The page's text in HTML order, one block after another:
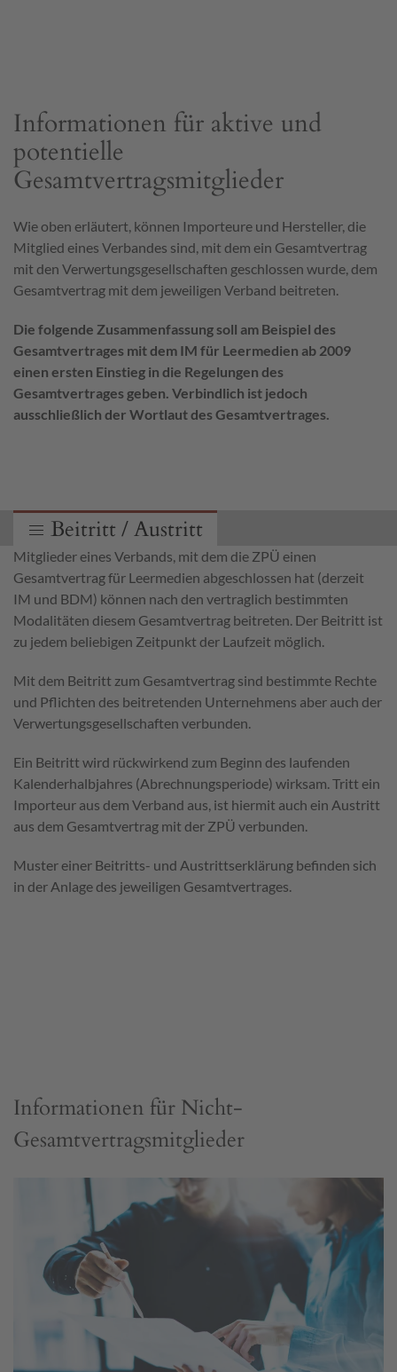
Informationen für aktive und
potentielle
Gesamtvertragsmitglieder
Wie oben erläutert, können Importeure und Hersteller, die
Mitglied eines Verbandes sind, mit dem ein Gesamtvertrag
mit den Verwertungsgesellschaften geschlossen wurde, dem
Gesamtvertrag mit dem jeweiligen Verband beitreten.
Die folgende Zusammenfassung soll am Beispiel des
Gesamtvertrages mit dem IM für Leermedien ab 2009
einen ersten Einstieg in die Regelungen des
Gesamtvertrages geben. Verbindlich ist jedoch
ausschließlich der Wortlaut des Gesamtvertrages.
Beitritt / Austritt
Mitglieder eines Verbands, mit dem die ZPÜ einen
Gesamtvertrag für Leermedien abgeschlossen hat (derzeit
IM und BDM) können nach den vertraglich bestimmten
Modalitäten diesem Gesamtvertrag beitreten. Der Beitritt ist
zu jedem beliebigen Zeitpunkt der Laufzeit möglich.
Mit dem Beitritt zum Gesamtvertrag sind bestimmte Rechte
und Pflichten des beitretenden Unternehmens aber auch der
Verwertungsgesellschaften verbunden.
Ein Beitritt wird rückwirkend zum Beginn des laufenden
Kalenderhalbjahres (Abrechnungsperiode) wirksam. Tritt ein
Importeur aus dem Verband aus, ist hiermit auch ein Austritt
aus dem Gesamtvertrag mit der ZPÜ verbunden.
Muster einer Beitritts- und Austrittserklärung befinden sich
in der Anlage des jeweiligen Gesamtvertrages.
Informationen für Nicht-
Gesamtvertragsmitglieder